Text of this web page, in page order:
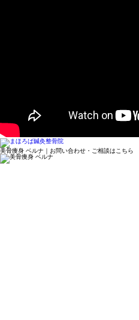
美骨痩身 ベルナ｜お問い合わせ・ご相談はこちら